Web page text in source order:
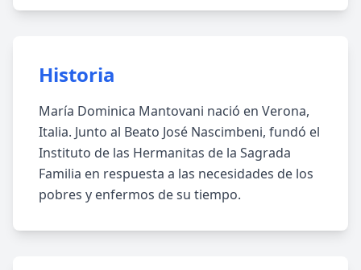
Historia
María Dominica Mantovani nació en Verona,
Italia. Junto al Beato José Nascimbeni, fundó el
Instituto de las Hermanitas de la Sagrada
Familia en respuesta a las necesidades de los
pobres y enfermos de su tiempo.